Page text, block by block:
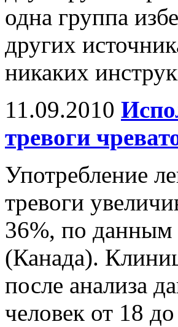
одна группа
других
никаких
11.09.2010
тревоги
Употребление
тревоги
36%, по данным
(Канада).
после анализа
человек от 18